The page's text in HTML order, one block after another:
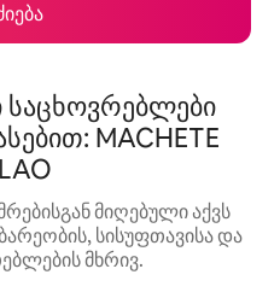
საცხოვრებლები
MACHETE
მიღებული აქვს
სისუფთავისა და
მხრივ.